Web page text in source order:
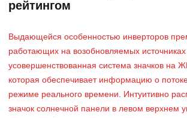
рейтингом
Выдающейся особенностью инверторов
работающих на возобновляемых источниках
усовершенствованная система значков на
которая обеспечивает информацию о
режиме реального времени. Интуитивно
значок солнечной панели в левом верхнем